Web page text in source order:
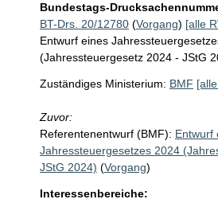
Bundestags-
BT-Drs. 20/12780 (Vorgang) [alle
Entwurf eines
(Jahressteuergesetz 2024 - JStG
Zuständiges Ministerium: BMF
Zuvor:
Referentenentwurf (BMF): Entwurf
Jahressteuergesetzes 2024
JStG 2024) (Vorgang)
Interessenbereiche: